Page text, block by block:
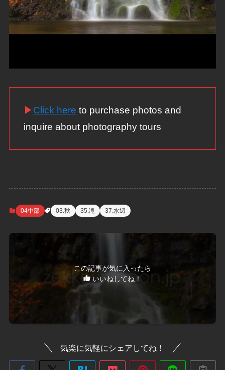
▶ Click here to purchase photos and
inquire about photography tours
04中部 03.秋 35.滝 37.水辺
この記事が気に入ったら
いいねしてね！
気楽に気軽にシェアしてね！